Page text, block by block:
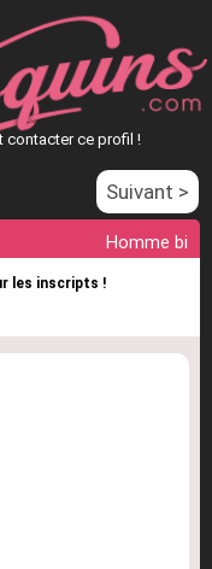
contacter ce profil !
Suivant >
Homme bi
les inscripts !